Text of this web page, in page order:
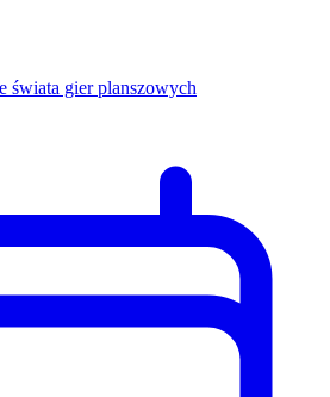
świata gier planszowych